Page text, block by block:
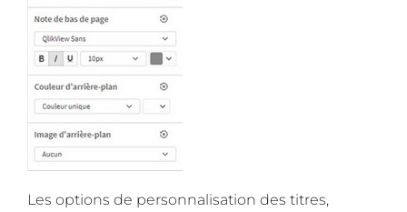
Les options de personnalisation des titres,